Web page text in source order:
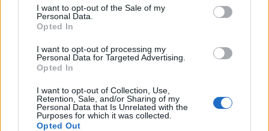
I want to opt-out of the Sale of my
Personal Data.
Opted In
I want to opt-out of processing my
Personal Data for Targeted Advertising.
Opted In
I want to opt-out of Collection, Use,
Retention, Sale, and/or Sharing of my
Personal Data that Is Unrelated with the
Purposes for which it was collected.
Opted Out
Stoiximan: «Πού ήσουν;» στις μεγάλες στιγμές του Ολυμπιακού
ΠΕΡΙΣΣΌΤΕΡΑ ΣΕ ΑΥΤΉ ΤΗΝ ΚΑΤΗΓΟΡΊΑ